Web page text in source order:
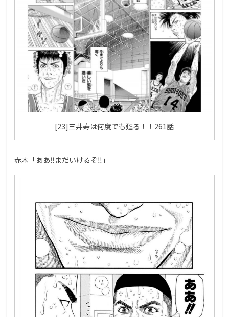
[23]三井寿は何度でも甦る！！261話
赤木「ああ‼︎まだいけるぞ‼︎」